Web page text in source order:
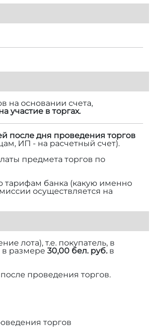
на основании счета,
участие в торгах.
после дня проведения торгов
ИП - на расчетный счет).
предмета торгов по
тарифам банка (какую именно
осуществляется на
лота), т.е. покупатель, в
в размере 30,00 бел. руб.в
проведения торгов.
торгов